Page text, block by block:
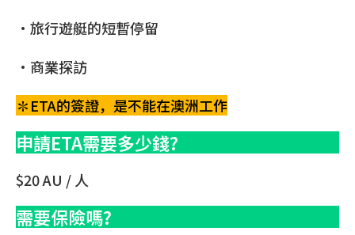
•旅行遊艇的短暫停留
•商業探訪
✽ETA的簽證，是不能在澳洲工作
申請ETA需要多少錢?
$20 AU / 人
需要保險嗎?